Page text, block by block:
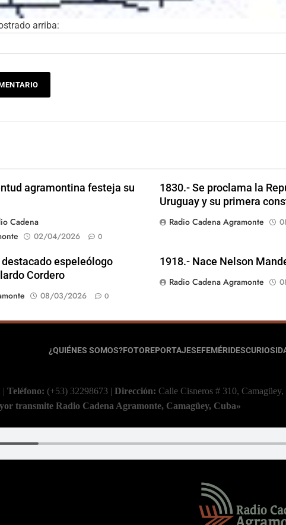
arriba:
agramontina festeja su
Cadena
02/04/2026 0
1830.- Se proclama la
Uruguay y su primera
Radio Cadena Agramonte
espeleólogo
Cordero
08/03/2026 0
1918.- Nace Nelson
Radio Cadena Agramonte
¿QUIÉNES SOMOS?FOTOREPORTAJESEFEMÉRIDES
| Teléfono: (+53) 32298673 | Dirección: Calle Cisneros # 310, Camagüey,
transmite Radio Cadena Agramonte, Camagüey, Cuba»